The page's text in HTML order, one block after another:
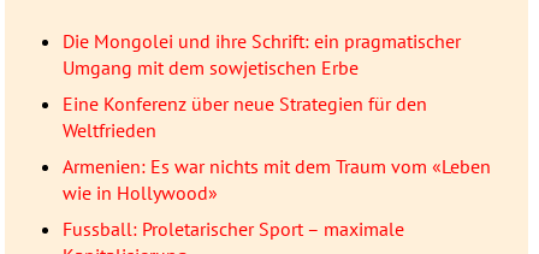
Die Mongolei und ihre Schrift: ein pragmatischer
Umgang mit dem sowjetischen Erbe
Eine Konferenz über neue Strategien für den
Weltfrieden
Armenien: Es war nichts mit dem Traum vom «Leben
wie in Hollywood»
Fussball: Proletarischer Sport – maximale